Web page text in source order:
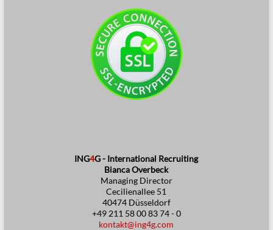
ING4G - International Recruiting
Bianca Overbeck
Managing Director
Cecilienallee 51
40474 Düsseldorf
+49 211 58 00 83 74 - 0
kontakt@ing4g.com